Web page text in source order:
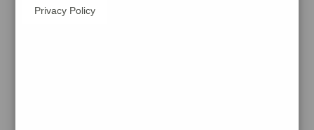
repsol
Privacy Policy